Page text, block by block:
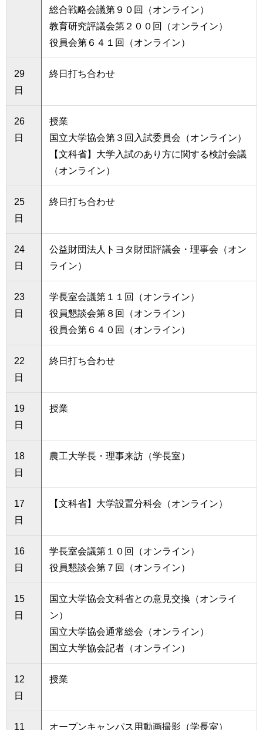
総合戦略会議第９０回（オンライン）
教育研究評議会第２００回（オンライン）
役員会第６４１回（オンライン）
29
日
終日打ち合わせ
26
日
授業
国立大学協会第３回入試委員会（オンライン）
【文科省】大学入試のあり方に関する検討会議
（オンライン）
25
日
終日打ち合わせ
24
日
公益財団法人トヨタ財団評議会・理事会（オン
ライン）
23
日
学長室会議第１１回（オンライン）
役員懇談会第８回（オンライン）
役員会第６４０回（オンライン）
22
日
終日打ち合わせ
19
日
授業
18
日
農工大学長・理事来訪（学長室）
17
日
【文科省】大学設置分科会（オンライン）
16
日
学長室会議第１０回（オンライン）
役員懇談会第７回（オンライン）
15
日
国立大学協会文科省との意見交換（オンライ
ン）
国立大学協会通常総会（オンライン）
国立大学協会記者（オンライン）
12
日
授業
11
オープンキャンパス用動画撮影（学長室）